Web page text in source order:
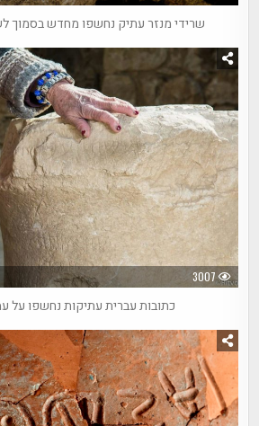
שרידי מנזר עתיק נחשפו מחדש בסמוך
3007
כתובות עברית עתיקות נחשפו על